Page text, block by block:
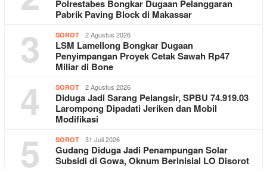
Polrestabes Bongkar Dugaan Pelanggaran
Pabrik Paving Block di Makassar
3 SOROT 2 Agustus 2026
LSM Lamellong Bongkar Dugaan
Penyimpangan Proyek Cetak Sawah Rp47
Miliar di Bone
4 SOROT 2 Agustus 2026
Diduga Jadi Sarang Pelangsir, SPBU 74.919.03
Larompong Dipadati Jeriken dan Mobil
Modifikasi
5 SOROT 31 Juli 2026
Gudang Diduga Jadi Penampungan Solar
Subsidi di Gowa, Oknum Berinisial LO Disorot